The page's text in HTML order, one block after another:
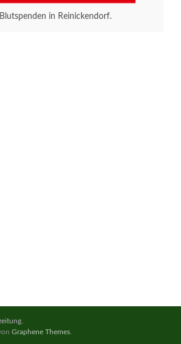
Blutspenden in Reinickendorf.
Graphene Themes